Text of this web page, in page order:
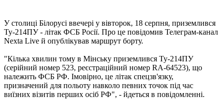
У столиці Білорусі ввечері у вівторок, 18 серпня, приземлився
Ту-214ПУ - літак ФСБ Росії. Про це повідомив Телеграм-канал
Nexta Live й опублікував маршрут борту.
"Кілька хвилин тому в Мінську приземлився Ту-214ПУ
(серійний номер 523, реєстраційний номер RA-64523), що
належить ФСБ РФ. Імовірно, це літак спецзв'язку,
призначений для польоту навколо певних точок під час
виїзних візитів перших осіб РФ", - йдеться в повідомленні.